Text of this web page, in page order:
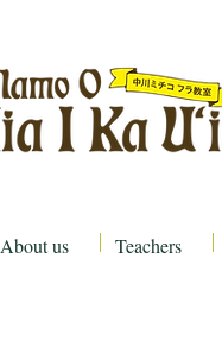
About us Teachers